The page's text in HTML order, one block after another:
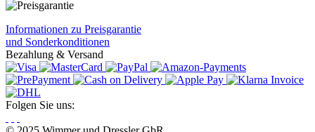
Informationen zu Preisgarantie
und Sonderkonditionen
Bezahlung & Versand
Folgen Sie uns: